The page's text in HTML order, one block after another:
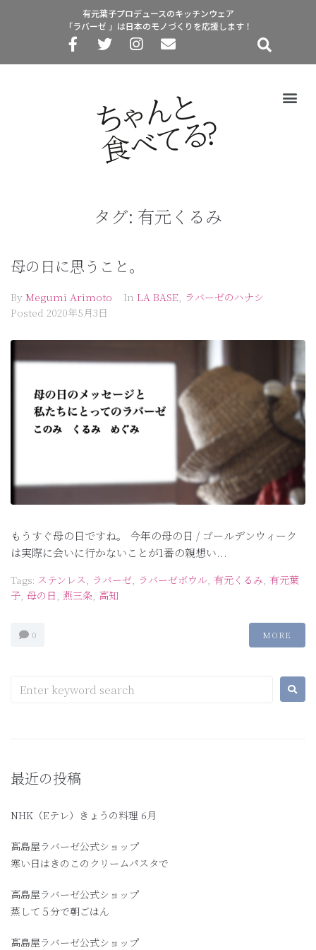
有元葉子プロデュースのキッチンウェア
「ラバーゼ 」は日本のモノづくりを応援します！
タグ: 有元くるみ
母の日に思うこと。
By Megumi Arimoto In LA BASE, ラバーゼのハナシ
Posted 2020年5月3日
もうすぐ母の日ですね。 今年の母の日 / ゴールデンウィーク
は実際に会いに行かないことが1番の親想い...
Tags: ステンレス ラバーゼ ラバーゼボウル 有元くるみ 有元葉
子 母の日 燕三条 高知
0 MORE
最近の投稿
NHK（Eテレ）きょうの料理 6月
髙島屋ラバーゼ公式ショップ
寒い日はきのこのクリームパスタで
高島屋ラバーゼ公式ショップ
蒸して５分で朝ごはん
髙島屋ラバーゼ公式ショップ